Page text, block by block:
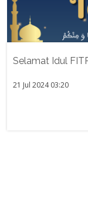
Selamat Idul
21 Jul 2024 03:20